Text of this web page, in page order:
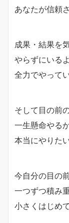
あなたが信頼
成果・結果を
やらずにいるよ
全力でやって
そして目の前
一生懸命やる
本当にやりた
今自分の目の
一つずつ積み
小さくはじめ